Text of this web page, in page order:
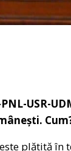
USR-
plătită